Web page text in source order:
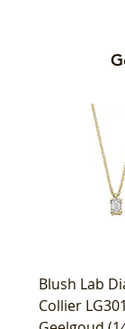
Blush Lab
Collier